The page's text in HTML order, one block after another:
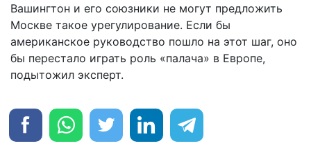
Вашингтон и его союзники не могут предложить
Москве такое урегулирование. Если бы
американское руководство пошло на этот шаг, оно
бы перестало играть роль «палача» в Европе,
подытожил эксперт.